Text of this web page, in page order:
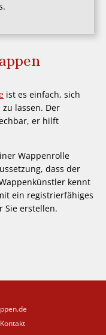
ist es einfach, sich
lassen. Der
er hilft
Wappenrolle
dass der
kennt
ein registrierfähiges
Sie erstellen.
Kontakt